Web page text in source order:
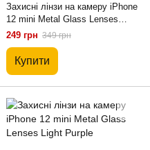
Захисні лінзи на камеру iPhone
12 mini Metal Glass Lenses
Gold
249 грн 349 грн
Купити